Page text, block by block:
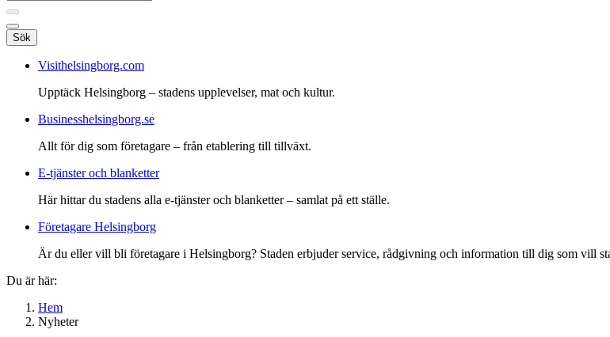
Sök
Visithelsingborg.com
Upptäck Helsingborg – stadens upplevelser, mat och kultur.
Businesshelsingborg.se
Allt för dig som företagare – från etablering till tillväxt.
E-tjänster och blanketter
Här hittar du stadens alla e-tjänster och blanketter – samlat på ett ställe.
Företagare Helsingborg
Är du eller vill bli företagare i Helsingborg? Staden erbjuder service, rådgivning och information till dig som vill
Du är här:
Hem
Nyheter